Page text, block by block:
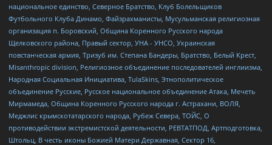
национальное единство, Северное Братство, Клуб Болельщиков
Футбольного Клуба Динамо, Файзрахманисты, Мусульманская религиозная
организация п. Боровский, Община Коренного Русского народа
Щелковского района, Правый сектор, УНА - УНСО, Украинская
повстанческая армия, Тризуб им. Степана Бандеры, Братство, Белый Крест,
Misanthropic division, Религиозное объединение последователей инглиизма,
Народная Социальная Инициатива, TulaSkins, Этнополитическое
объединение Русские, Русское национальное объединение Атака, Мечеть
Мирмамеда, Община Коренного Русского народа г. Астрахани, ВОЛЯ,
Меджлис крымскотатарского народа, Рубеж Севера, ТОЙС, О
противодействии экстремистской деятельности, РЕВТАТПОД, Артподготовка,
Штольц, В честь иконы Божией Матери Державная, Сектор 16,